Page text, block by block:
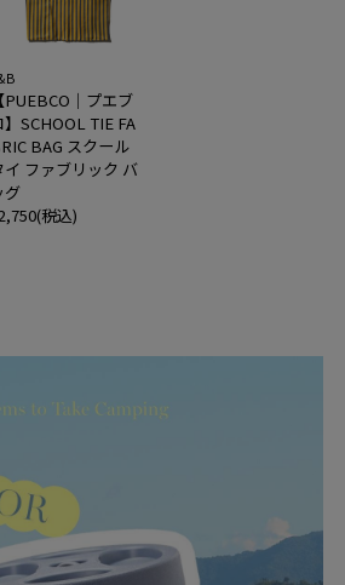
【PUEBCO｜プエブ
】SCHOOL TIE FA
BAG スクール
イ ファブリック バ
グ
税込)